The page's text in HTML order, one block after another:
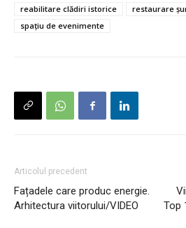
reabilitare clădiri istorice
restaurare
spațiu de evenimente
Articolul precedent
Fațadele care produc energie.
Arhitectura viitorului/VIDEO
Top